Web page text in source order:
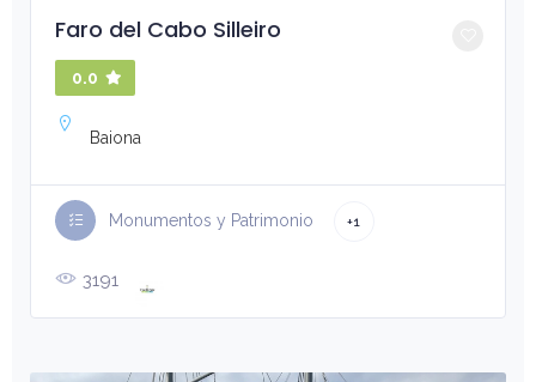
Faro del Cabo Silleiro
0.0
Baiona
Monumentos y Patrimonio +1
3191